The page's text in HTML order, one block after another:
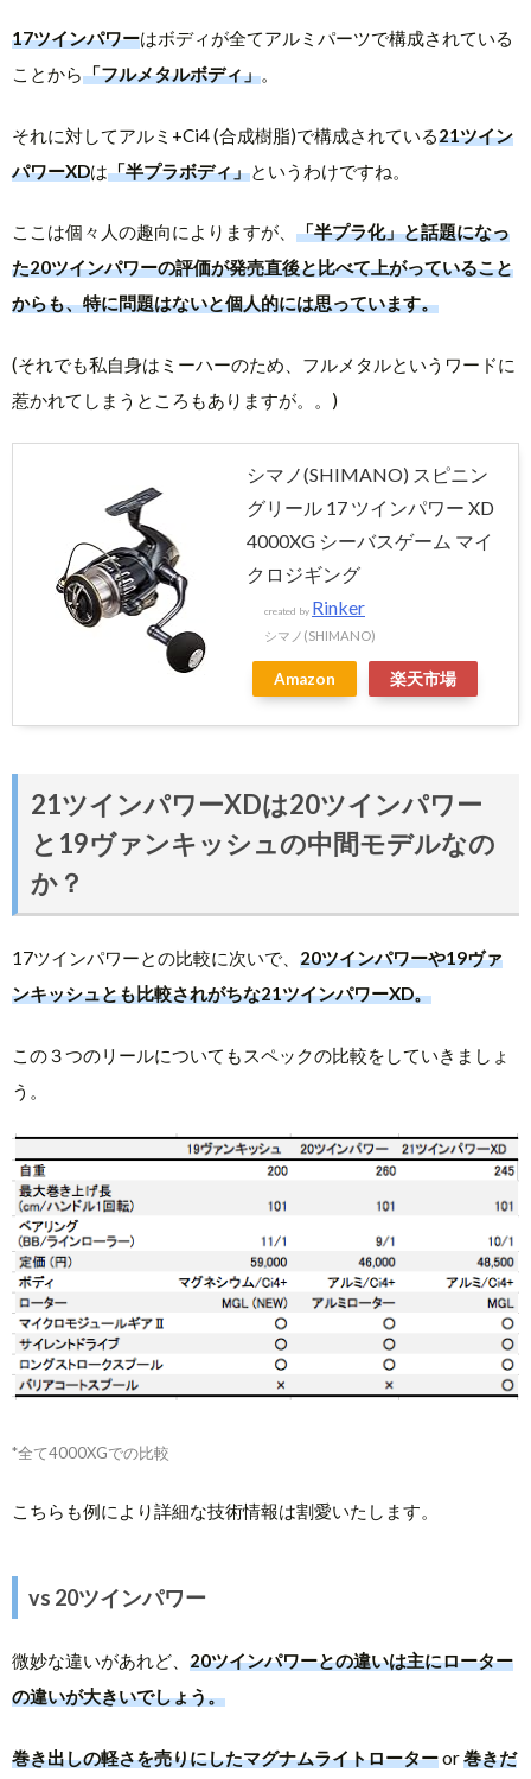
17ツインパワーはボディが全てアルミパーツで構成されている
ことから「フルメタルボディ」。
それに対してアルミ+Ci4 (合成樹脂)で構成されている21ツイン
パワーXDは「半プラボディ」というわけですね。
ここは個々人の趣向によりますが、 「半プラ化」と話題になっ
た20ツインパワーの評価が発売直後と比べて上がっていること
からも、特に問題はないと個人的には思っています。
(それでも私自身はミーハーのため、フルメタルというワードに
惹かれてしまうところもありますが。。)
シマノ(SHIMANO) スピニン
グリール 17 ツインパワー XD
4000XG シーバスゲーム マイ
クロジギング
created by Rinker
シマノ(SHIMANO)
Amazon 楽天市場
21ツインパワーXDは20ツインパワー
と19ヴァンキッシュの中間モデルなの
か？
17ツインパワーとの比較に次いで、 20ツインパワーや19ヴァ
ンキッシュとも比較されがちな21ツインパワーXD。
この３つのリールについてもスペックの比較をしていきましょ
う。
*全て4000XGでの比較
こちらも例により詳細な技術情報は割愛いたします。
vs 20ツインパワー
微妙な違いがあれど、 20ツインパワーとの違いは主にローター
の違いが大きいでしょう。
巻き出しの軽さを売りにしたマグナムライトローターor巻きだ